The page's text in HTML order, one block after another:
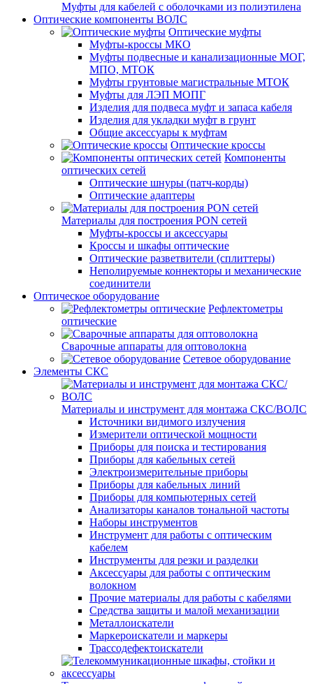
Муфты для кабелей с оболочками из полиэтилена
Оптические компоненты ВОЛС
Оптические муфты
Муфты-кроссы МКО
Муфты подвесные и канализационные МОГ,
МПО, МТОК
Муфты грунтовые магистральные МТОК
Муфты для ЛЭП МОПГ
Изделия для подвеса муфт и запаса кабеля
Изделия для укладки муфт в грунт
Общие аксессуары к муфтам
Оптические кроссы
Компоненты
оптических сетей
Оптические шнуры (патч-корды)
Оптические адаптеры
Материалы для построения PON сетей
Муфты-кроссы и аксессуары
Кроссы и шкафы оптические
Оптические разветвители (сплиттеры)
Неполируемые коннекторы и механические
соединители
Оптическое оборудование
Рефлектометры
оптические
Сварочные аппараты для оптоволокна
Сетевое оборудование
Элементы СКС
Материалы и инструмент для монтажа СКС/ВОЛС
Источники видимого излучения
Измерители оптической мощности
Приборы для поиска и тестирования
Приборы для кабельных сетей
Электроизмерительные приборы
Приборы для кабельных линий
Приборы для компьютерных сетей
Анализаторы каналов тональной частоты
Наборы инструментов
Инструмент для работы с оптическим
кабелем
Инструменты для резки и разделки
Аксессуары для работы с оптическим
волокном
Прочие материалы для работы с кабелями
Средства защиты и малой механизации
Металлоискатели
Маркероискатели и маркеры
Трассодефектоискатели